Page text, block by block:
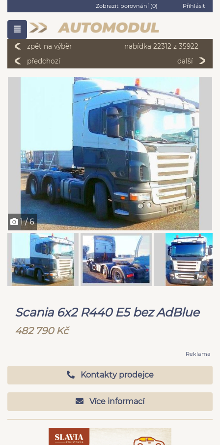
Zobrazit porovnání (0) Přihlásit
zpět na výběr
nabídka 22312 z 35922
předchozí
další
1 / 6
Scania 6x2 R440 E5 bez AdBlue
482 790 Kč
Reklama
Kontakty prodejce
Více informací